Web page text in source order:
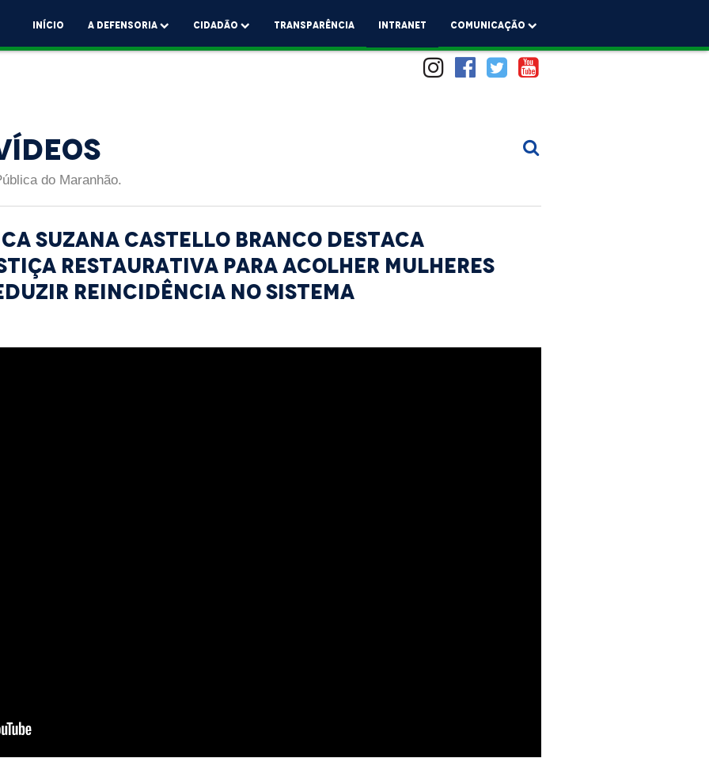
Início A Defensoria Cidadão Transparência Intranet comunicação
do Maranhão.
Suzana Castello Branco destaca
restaurativa para acolher mulheres
reincidência no sistema